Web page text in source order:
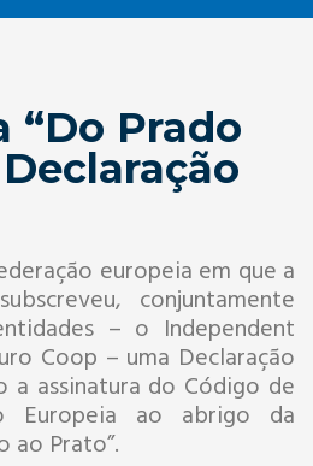
“Do Prado
europeia em que a
conjuntamente
– o Independent
Coop – uma Declaração
a assinatura do Código de
Europeia ao abrigo da
ao Prato”.